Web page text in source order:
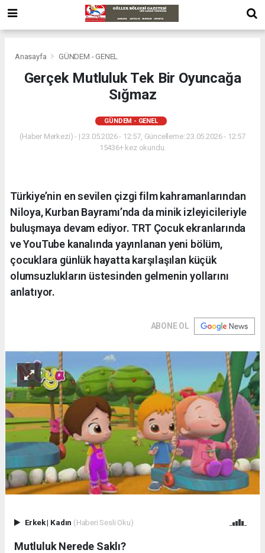
Anasayfa GÜNDEM - GENEL
Gerçek Mutluluk Tek Bir Oyuncağa
Sığmaz
GÜNDEM - GENEL
(Haber Merkezi) - | 23.05.2026 - 12:57, Güncelleme: 23.05.2026 - 12:57
15436+ kez okundu.
Türkiye’nin en sevilen çizgi film kahramanlarından
Niloya, Kurban Bayramı’nda da minik izleyicileriyle
buluşmaya devam ediyor. TRT Çocuk ekranlarında
ve YouTube kanalında yayınlanan yeni bölüm,
çocuklara günlük hayatta karşılaşılan küçük
olumsuzlukların üstesinden gelmenin yollarını
anlatıyor.
ABONE OL
Erkek| Kadın (Haberi Sesli Oku)
Mutluluk Nerede Saklı?